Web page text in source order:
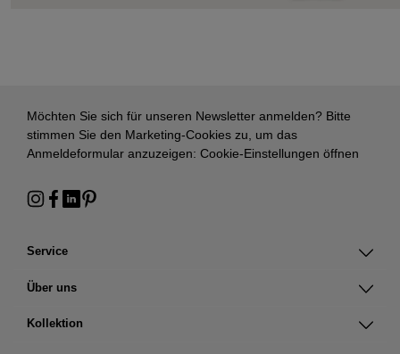
Service
Über uns
Kollektion
Möchten Sie sich für unseren Newsletter anmelden? Bitte
stimmen Sie den Marketing-Cookies zu, um das
Anmeldeformular anzuzeigen: Cookie-Einstellungen öffnen